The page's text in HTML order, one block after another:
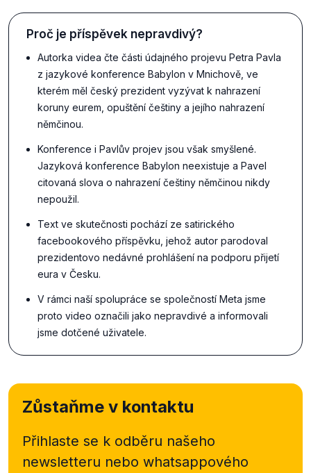
Proč je příspěvek nepravdivý?
Autorka videa čte části údajného projevu Petra Pavla
z jazykové konference Babylon v Mnichově, ve
kterém měl český prezident vyzývat k nahrazení
koruny eurem, opuštění češtiny a jejího nahrazení
němčinou.
Konference i Pavlův projev jsou však smyšlené.
Jazyková konference Babylon neexistuje a Pavel
citovaná slova o nahrazení češtiny němčinou nikdy
nepoužil.
Text ve skutečnosti pochází ze satirického
facebookového příspěvku, jehož autor parodoval
prezidentovo nedávné prohlášení na podporu přijetí
eura v Česku.
V rámci naší spolupráce se společností Meta jsme
proto video označili jako nepravdivé a informovali
jsme dotčené uživatele.
Zůstaňme v kontaktu
Přihlaste se k odběru našeho
newsletteru nebo whatsappového